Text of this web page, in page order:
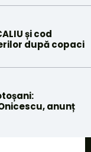
și cod
după copaci
anunț